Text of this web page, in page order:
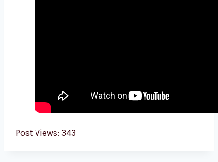
Post Views: 343